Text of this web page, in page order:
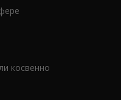
косвенно